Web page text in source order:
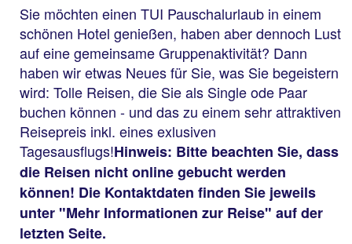
Sie möchten einen TUI Pauschalurlaub in einem
schönen Hotel genießen, haben aber dennoch Lust
auf eine gemeinsame Gruppenaktivität? Dann
haben wir etwas Neues für Sie, was Sie begeistern
wird: Tolle Reisen, die Sie als Single ode Paar
buchen können - und das zu einem sehr attraktiven
Reisepreis inkl. eines exlusiven
Tagesausflugs!Hinweis: Bitte beachten Sie, dass
die Reisen nicht online gebucht werden
können! Die Kontaktdaten finden Sie jeweils
unter "Mehr Informationen zur Reise" auf der
letzten Seite.